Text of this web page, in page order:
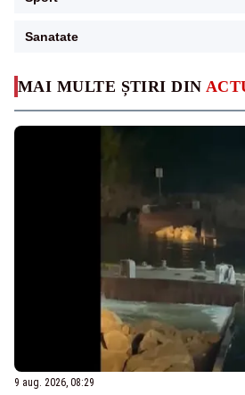
MAI MULTE ȘTIRI DIN
9 aug. 2026, 08:29
Sanatate